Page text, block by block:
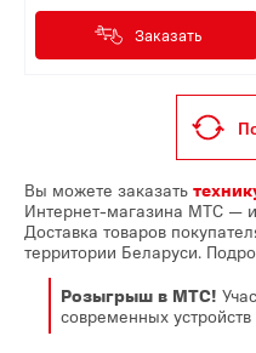
Заказать
Вы можете заказать
Интернет-магазина МТС — и
Доставка товаров
территории Беларуси.
Розыгрыш в МТС!
современных устройств